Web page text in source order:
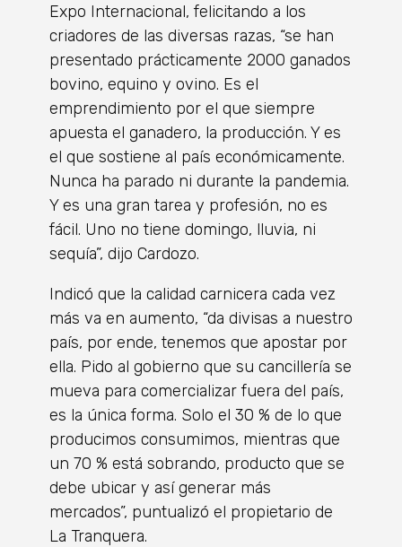
Expo Internacional, felicitando a los
criadores de las diversas razas, “se han
presentado prácticamente 2000 ganados
bovino, equino y ovino. Es el
emprendimiento por el que siempre
apuesta el ganadero, la producción. Y es
el que sostiene al país económicamente.
Nunca ha parado ni durante la pandemia.
Y es una gran tarea y profesión, no es
fácil. Uno no tiene domingo, lluvia, ni
sequía”, dijo Cardozo.
Indicó que la calidad carnicera cada vez
más va en aumento, “da divisas a nuestro
país, por ende, tenemos que apostar por
ella. Pido al gobierno que su cancillería se
mueva para comercializar fuera del país,
es la única forma. Solo el 30 % de lo que
producimos consumimos, mientras que
un 70 % está sobrando, producto que se
debe ubicar y así generar más
mercados”, puntualizó el propietario de
La Tranquera.